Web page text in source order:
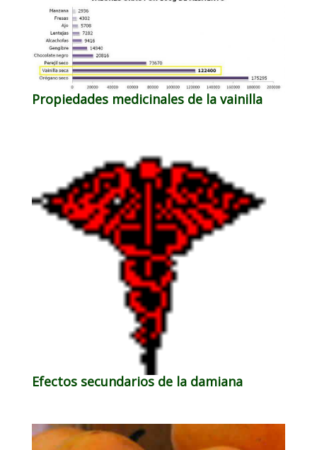
Propiedades medicinales de la vainilla
Efectos secundarios de la damiana